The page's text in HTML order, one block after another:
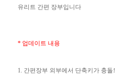
유리트 간편 장부입니다
* 업데이트 내용
1. 간편장부 외부에서 단축키가 충